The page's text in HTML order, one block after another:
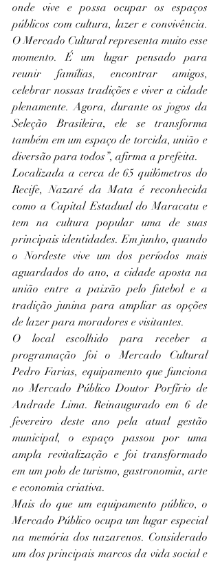
onde vive e possa ocupar os espaços
públicos com cultura, lazer e convivência.
O Mercado Cultural representa muito esse
momento. É um lugar pensado para
reunir famílias, encontrar amigos,
celebrar nossas tradições e viver a cidade
plenamente. Agora, durante os jogos da
Seleção Brasileira, ele se transforma
também em um espaço de torcida, união e
diversão para todos”, afirma a prefeita.
Localizada a cerca de 65 quilômetros do
Recife, Nazaré da Mata é reconhecida
como a Capital Estadual do Maracatu e
tem na cultura popular uma de suas
principais identidades. Em junho, quando
o Nordeste vive um dos períodos mais
aguardados do ano, a cidade aposta na
união entre a paixão pelo futebol e a
tradição junina para ampliar as opções
de lazer para moradores e visitantes.
O local escolhido para receber a
programação foi o Mercado Cultural
Pedro Farias, equipamento que funciona
no Mercado Público Doutor Porfírio de
Andrade Lima. Reinaugurado em 6 de
fevereiro deste ano pela atual gestão
municipal, o espaço passou por uma
ampla revitalização e foi transformado
em um polo de turismo, gastronomia, arte
e economia criativa.
Mais do que um equipamento público, o
Mercado Público ocupa um lugar especial
na memória dos nazarenos. Considerado
um dos principais marcos da vida social e